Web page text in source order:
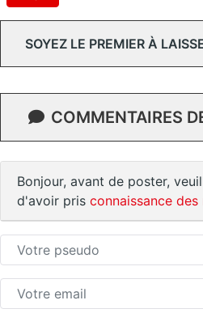
SOYEZ LE PREMIER À
COMMENTAIRES
Bonjour, avant de poster,
d'avoir pris connaissance des